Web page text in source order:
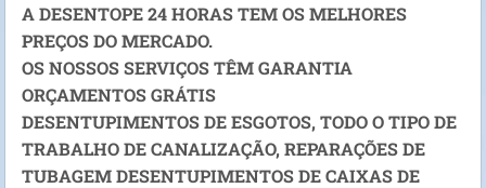
A DESENTOPE 24 HORAS TEM OS MELHORES
PREÇOS DO MERCADO.
OS NOSSOS SERVIÇOS TÊM GARANTIA
ORÇAMENTOS GRÁTIS
DESENTUPIMENTOS DE ESGOTOS, TODO O TIPO DE
TRABALHO DE CANALIZAÇÃO, REPARAÇÕES DE
TUBAGEM DESENTUPIMENTOS DE CAIXAS DE